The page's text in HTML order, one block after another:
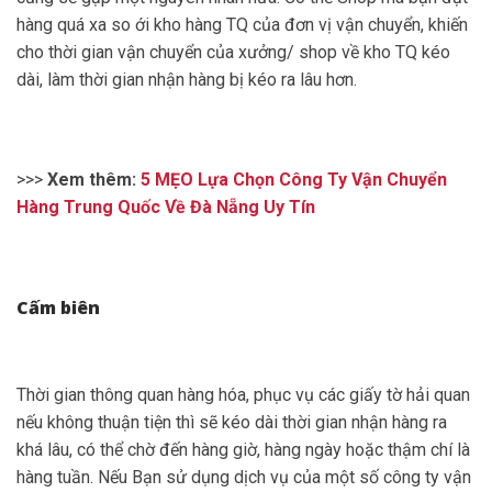
hàng quá xa so ới kho hàng TQ của đơn vị vận chuyển, khiến
cho thời gian vận chuyển của xưởng/ shop về kho TQ kéo
dài, làm thời gian nhận hàng bị kéo ra lâu hơn.
>>> Xem thêm: 5 MẸO Lựa Chọn Công Ty Vận Chuyển
Hàng Trung Quốc Về Đà Nẵng Uy Tín
Cấm biên
Thời gian thông quan hàng hóa, phục vụ các giấy tờ hải quan
nếu không thuận tiện thì sẽ kéo dài thời gian nhận hàng ra
khá lâu, có thể chờ đến hàng giờ, hàng ngày hoặc thậm chí là
hàng tuần. Nếu Bạn sử dụng dịch vụ của một số công ty vận